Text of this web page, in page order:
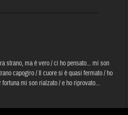
strano, ma è vero / ci ho pensato... mi son
capogiro / Il cuore si è quasi fermato / ho
mi son rialzato / e ho riprovato...